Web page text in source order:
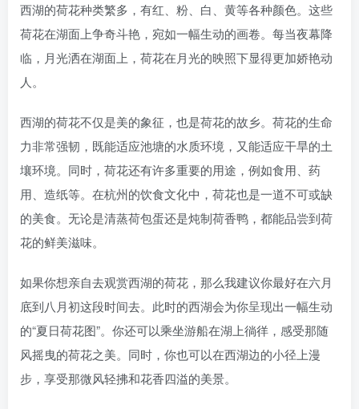
西湖的荷花种类繁多，有红、粉、白、黄等各种颜色。这些
荷花在湖面上争奇斗艳，宛如一幅生动的画卷。每当夜幕降
临，月光洒在湖面上，荷花在月光的映照下显得更加娇艳动
人。
西湖的荷花不仅是美的象征，也是荷花的故乡。荷花的生命
力非常强韧，既能适应池塘的水质环境，又能适应干旱的土
壤环境。同时，荷花还有许多重要的用途，例如食用、药
用、造纸等。在杭州的饮食文化中，荷花也是一道不可或缺
的美食。无论是清蒸荷包蛋还是炖制荷香鸭，都能品尝到荷
花的鲜美滋味。
如果你想亲自去观赏西湖的荷花，那么我建议你最好在六月
底到八月初这段时间去。此时的西湖会为你呈现出一幅生动
的“夏日荷花图”。你还可以乘坐游船在湖上徜徉，感受那随
风摇曳的荷花之美。同时，你也可以在西湖边的小径上漫
步，享受那微风轻拂和花香四溢的美景。